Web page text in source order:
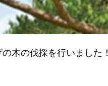
木の伐採を行いました！